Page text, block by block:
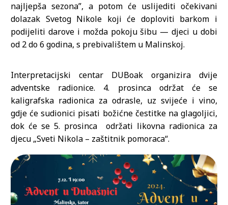
najljepša sezona”, a potom će uslijediti očekivani
dolazak Svetog Nikole koji će doploviti barkom i
podijeliti darove i možda pokoju šibu — djeci u dobi
od 2 do 6 godina, s prebivalištem u Malinskoj.
Interpretacijski centar DUBoak organizira dvije
adventske radionice. 4. prosinca održat će se
kaligrafska radionica za odrasle, uz svijeće i vino,
gdje će sudionici pisati božićne čestitke na glagoljici,
dok će se 5. prosinca održati likovna radionica za
djecu „Sveti Nikola – zaštitnik pomoraca“.